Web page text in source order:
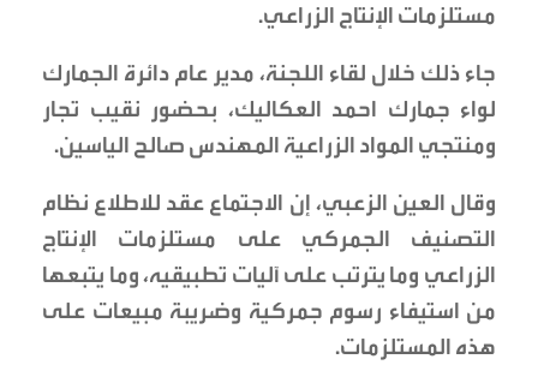
مستلزمات الإنتاج الزراعي.
جاء ذلك خلال لقاء اللجنة، مدير عام دائرة الجمارك
لواء جمارك احمد العكاليك، بحضور نقيب تجار
ومنتجي المواد الزراعية المهندس صالح الياسين.
وقال العين الزعبي، إن الاجتماع عقد للاطلاع نظام
التصنيف الجمركي على مستلزمات الإنتاج
الزراعي وما يترتب على آليات تطبيقيه، وما يتبعها
من استيفاء رسوم جمركية وضريبة مبيعات على
هذه المستلزمات.